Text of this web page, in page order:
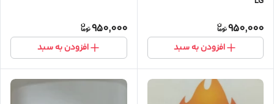
950,000
افزودن به سبد
950,000
افزودن به سبد